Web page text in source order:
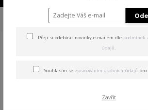
MIKINY
Yakuza pánská mikina
kapucí System
Přeji si odebírat novinky e-mailem dle podmínek
údajů.
Souhlasím se zpracováním osobních údajů pro
Zavřít